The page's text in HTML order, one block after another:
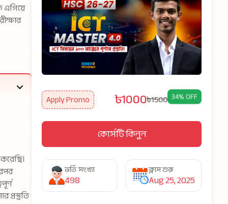
এগিয়ে
প্রস্তুতি
Apply Promo ৳1000৳1500 34% OFF
কোর্সটি কিনুন
ভর্তি সংখ্যা
498
ক্লাস শুরু
Aug 25, 2025